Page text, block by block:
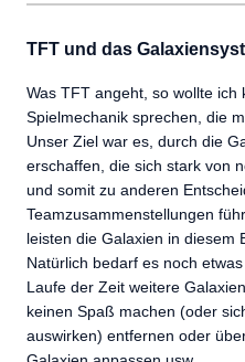
TFT und das
Was TFT angeht, so wollte ich
Spielmechanik sprechen, die
Unser Ziel war es, durch die
erschaffen, die sich stark von
und somit zu anderen
Teamzusammenstellungen
leisten die Galaxien in diesem
Natürlich bedarf es noch
Laufe der Zeit weitere
keinen Spaß machen (oder
auswirken) entfernen oder